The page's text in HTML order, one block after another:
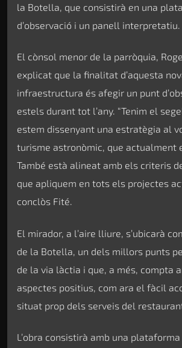
la Botella, que consistirà en una
d’observació i un panell interpretatiu.
El cònsol menor de la parròquia,
explicat que la finalitat d’aquesta
infraestructura és afegir un punt
estels durant tot l’any. “Tenim el
estem dissenyant una estratègia al
turisme astronòmic, que actualment
També està alineat amb els criteris
que apliquem en tots els projectes
conclòs Fité.
El mirador, a l’aire lliure, s’ubicarà
de la Botella, un dels millors punts
de la via làctia i que, a més, compta
aspectes positius, com ara el fàcil
situat prop dels serveis del
L’obra consistirà amb una plataforma